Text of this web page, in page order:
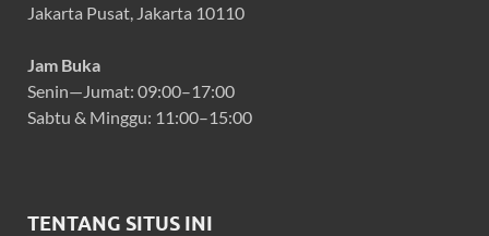
Jakarta Pusat, Jakarta 10110
Jam Buka
Senin—Jumat: 09:00–17:00
Sabtu & Minggu: 11:00–15:00
TENTANG SITUS INI